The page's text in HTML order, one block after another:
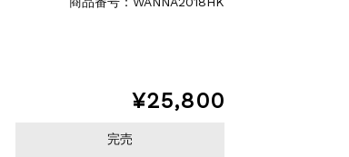
¥25,800
完売